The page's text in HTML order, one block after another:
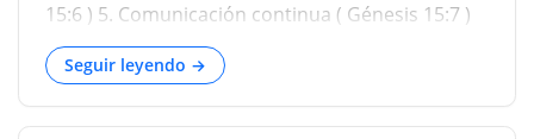
15:6 ) 5. Comunicación continua ( Génesis 15:7 )
6. Los animales divididos ( Génesis 15:9 ) 7. La
visión ( Gé
Seguir leyendo →